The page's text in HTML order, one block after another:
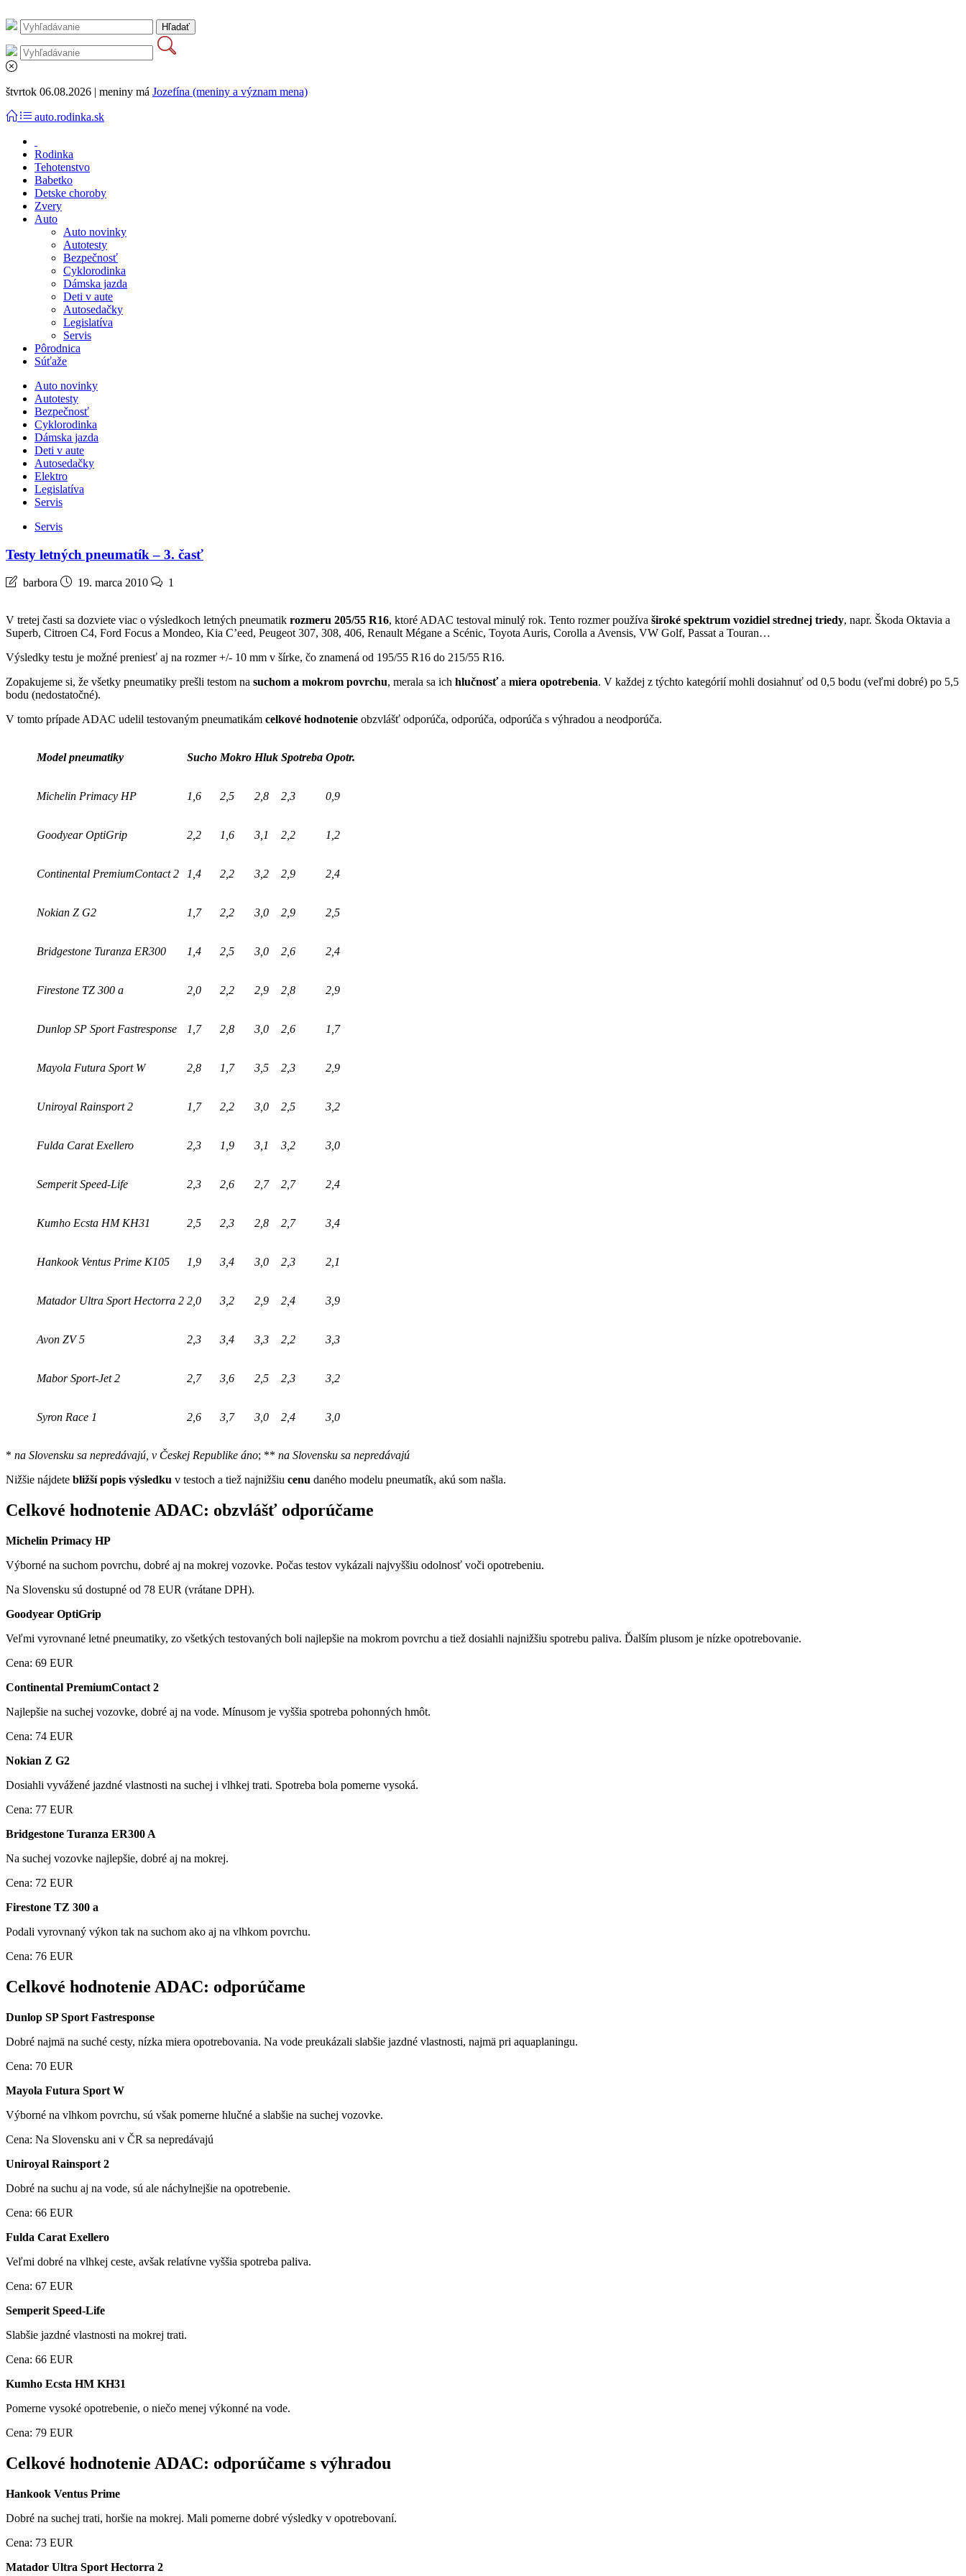
štvrtok 06.08.2026 | meniny má Jozefína (meniny a význam mena)
auto.rodinka.sk
Rodinka
Tehotenstvo
Babetko
Detske choroby
Zvery
Auto
Auto novinky
Autotesty
Bezpečnosť
Cyklorodinka
Dámska jazda
Deti v aute
Autosedačky
Legislatíva
Servis
Pôrodnica
Súťaže
Auto novinky
Autotesty
Bezpečnosť
Cyklorodinka
Dámska jazda
Deti v aute
Autosedačky
Elektro
Legislatíva
Servis
Servis
Testy letných pneumatík – 3. časť
barbora 19. marca 2010 1
V tretej časti sa dozviete viac o výsledkoch letných pneumatik rozmeru 205/55 R16, ktoré ADAC testoval minulý rok. Tento rozmer používa široké spektrum vozidiel strednej triedy, napr. Škoda Oktavia a
Superb, Citroen C4, Ford Focus a Mondeo, Kia C’eed, Peugeot 307, 308, 406, Renault Mégane a Scénic, Toyota Auris, Corolla a Avensis, VW Golf, Passat a Touran…
Výsledky testu je možné preniesť aj na rozmer +/- 10 mm v šírke, čo znamená od 195/55 R16 do 215/55 R16.
Zopakujeme si, že všetky pneumatiky prešli testom na suchom a mokrom povrchu, merala sa ich hlučnosťa miera opotrebenia. V každej z týchto kategórií mohli dosiahnuť od 0,5 bodu (veľmi dobré) po 5,5
bodu (nedostatočné).
V tomto prípade ADAC udelil testovaným pneumatikám celkové hodnotenie obzvlášť odporúča, odporúča, odporúča s výhradou a neodporúča.
Model pneumatiky Sucho Mokro Hluk Spotreba Opotr.
Michelin Primacy HP 1,6 2,5 2,8 2,3 0,9
Goodyear OptiGrip 2,2 1,6 3,1 2,2 1,2
Continental PremiumContact 2 1,4 2,2 3,2 2,9 2,4
Nokian Z G2 1,7 2,2 3,0 2,9 2,5
Bridgestone Turanza ER300 1,4 2,5 3,0 2,6 2,4
Firestone TZ 300 a 2,0 2,2 2,9 2,8 2,9
Dunlop SP Sport Fastresponse 1,7 2,8 3,0 2,6 1,7
Mayola Futura Sport W 2,8 1,7 3,5 2,3 2,9
Uniroyal Rainsport 2 1,7 2,2 3,0 2,5 3,2
Fulda Carat Exellero 2,3 1,9 3,1 3,2 3,0
Semperit Speed-Life 2,3 2,6 2,7 2,7 2,4
Kumho Ecsta HM KH31 2,5 2,3 2,8 2,7 3,4
Hankook Ventus Prime K105 1,9 3,4 3,0 2,3 2,1
Matador Ultra Sport Hectorra 2 2,0 3,2 2,9 2,4 3,9
Avon ZV 5 2,3 3,4 3,3 2,2 3,3
Mabor Sport-Jet 2 2,7 3,6 2,5 2,3 3,2
Syron Race 1 2,6 3,7 3,0 2,4 3,0
* na Slovensku sa nepredávajú, v Českej Republike áno; ** na Slovensku sa nepredávajú
Nižšie nájdete bližší popis výsledku v testoch a tiež najnižšiu cenu daného modelu pneumatík, akú som našla.
Celkové hodnotenie ADAC: obzvlášť odporúčame
Michelin Primacy HP
Výborné na suchom povrchu, dobré aj na mokrej vozovke. Počas testov vykázali najvyššiu odolnosť voči opotrebeniu.
Na Slovensku sú dostupné od 78 EUR (vrátane DPH).
Goodyear OptiGrip
Veľmi vyrovnané letné pneumatiky, zo všetkých testovaných boli najlepšie na mokrom povrchu a tiež dosiahli najnižšiu spotrebu paliva. Ďalším plusom je nízke opotrebovanie.
Cena: 69 EUR
Continental PremiumContact 2
Najlepšie na suchej vozovke, dobré aj na vode. Mínusom je vyššia spotreba pohonných hmôt.
Cena: 74 EUR
Nokian Z G2
Dosiahli vyvážené jazdné vlastnosti na suchej i vlhkej trati. Spotreba bola pomerne vysoká.
Cena: 77 EUR
Bridgestone Turanza ER300 A
Na suchej vozovke najlepšie, dobré aj na mokrej.
Cena: 72 EUR
Firestone TZ 300 a
Podali vyrovnaný výkon tak na suchom ako aj na vlhkom povrchu.
Cena: 76 EUR
Celkové hodnotenie ADAC: odporúčame
Dunlop SP Sport Fastresponse
Dobré najmä na suché cesty, nízka miera opotrebovania. Na vode preukázali slabšie jazdné vlastnosti, najmä pri aquaplaningu.
Cena: 70 EUR
Mayola Futura Sport W
Výborné na vlhkom povrchu, sú však pomerne hlučné a slabšie na suchej vozovke.
Cena: Na Slovensku ani v ČR sa nepredávajú
Uniroyal Rainsport 2
Dobré na suchu aj na vode, sú ale náchylnejšie na opotrebenie.
Cena: 66 EUR
Fulda Carat Exellero
Veľmi dobré na vlhkej ceste, avšak relatívne vyššia spotreba paliva.
Cena: 67 EUR
Semperit Speed-Life
Slabšie jazdné vlastnosti na mokrej trati.
Cena: 66 EUR
Kumho Ecsta HM KH31
Pomerne vysoké opotrebenie, o niečo menej výkonné na vode.
Cena: 79 EUR
Celkové hodnotenie ADAC: odporúčame s výhradou
Hankook Ventus Prime
Dobré na suchej trati, horšie na mokrej. Mali pomerne dobré výsledky v opotrebovaní.
Cena: 73 EUR
Matador Ultra Sport Hectorra 2